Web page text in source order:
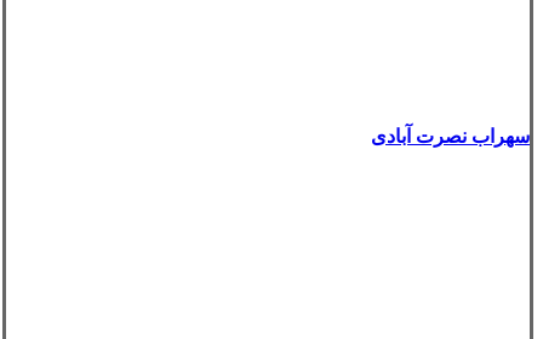
سهراب نصرت آبادی